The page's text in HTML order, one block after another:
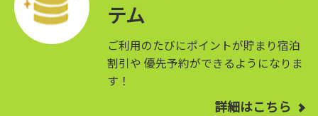
テム
ご利用のたびにポイントが貯まり宿泊
割引や 優先予約ができるようになりま
す！
詳細はこちら